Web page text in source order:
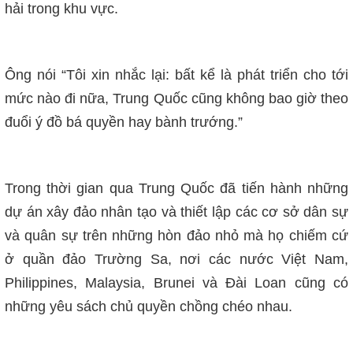
hải trong khu vực.
Ông nói “Tôi xin nhắc lại: bất kể là phát triển cho tới
mức nào đi nữa, Trung Quốc cũng không bao giờ theo
đuổi ý đồ bá quyền hay bành trướng.”
Trong thời gian qua Trung Quốc đã tiến hành những
dự án xây đảo nhân tạo và thiết lập các cơ sở dân sự
và quân sự trên những hòn đảo nhỏ mà họ chiếm cứ
ở quần đảo Trường Sa, nơi các nước Việt Nam,
Philippines, Malaysia, Brunei và Đài Loan cũng có
những yêu sách chủ quyền chồng chéo nhau.